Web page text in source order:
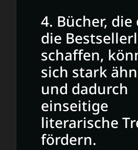
4. Bücher, die
die
schaffen,
sich stark
und dadurch
einseitige
literarische
fördern.